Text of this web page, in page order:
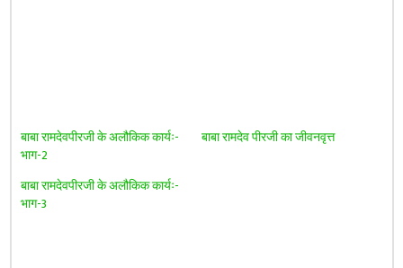
बाबा रामदेवपीरजी के अलौकिक कार्यः-
भाग-2
बाबा रामदेव पीरजी का जीवनवृत्त
बाबा रामदेवपीरजी के अलौकिक कार्यः-
भाग-3